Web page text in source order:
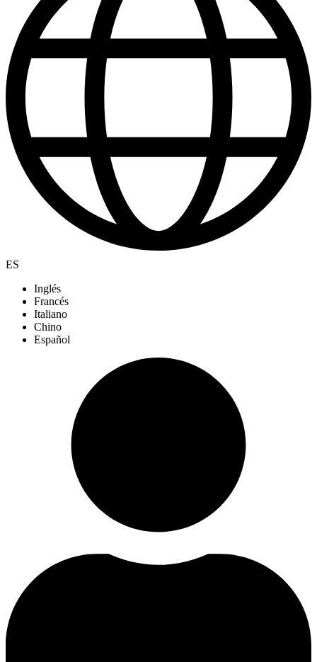
ES
Inglés
Francés
Italiano
Chino
Español